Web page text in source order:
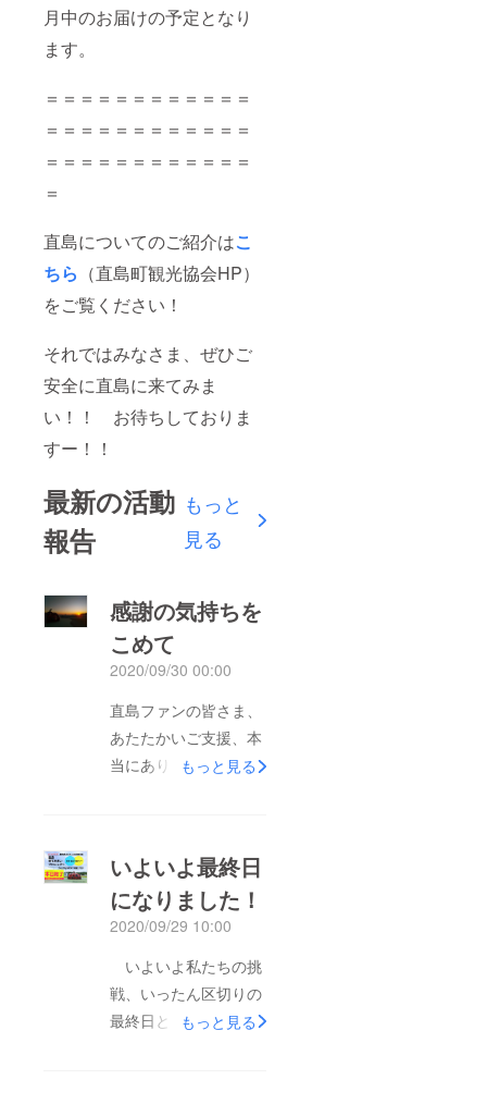
月中のお届けの予定となり
ます。
＝＝＝＝＝＝＝＝＝＝＝＝
＝＝＝＝＝＝＝＝＝＝＝＝
＝＝＝＝＝＝＝＝＝＝＝＝
＝
直島についてのご紹介はこ
ちら （直島町観光協会HP）
をご覧ください！
それではみなさま、ぜひご
安全に直島に来てみま
い！！ お待ちしておりま
すー！！
最新の活動
報告
もっと
見る
感謝の気持ちを
こめて
2020/09/30 00:00
直島ファンの皆さま、
あたたかいご支援、本
当にありがとうござい
らたくさんいただきま
した。集まった支援金
はコロナ対策とこれか
らの運営資金として大
切に活用させていただ
きます！何より一番嬉
しかったのは皆さまか
もっと見る
いよいよ最終日
になりました！
2020/09/29 10:00
いよいよ私たちの挑
戦、いったん区切りの
最終日となりました！
もっと見る